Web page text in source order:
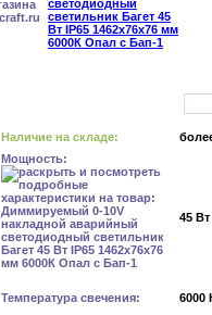
Наличие на складе:
Мощность:
45 Вт
Температура свечения:
6000